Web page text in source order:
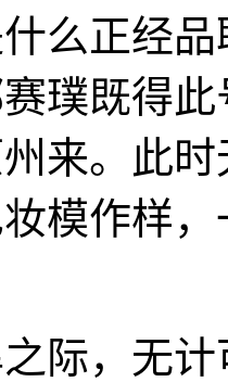
么正经
璞既得
来。此
模作样
际，无